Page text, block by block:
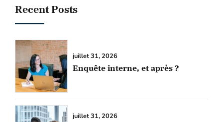
Recent Posts
juillet 31, 2026
Enquête interne, et après ?
juillet 31, 2026